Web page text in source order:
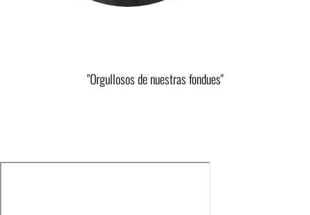
"Orgullosos de nuestras fondues"